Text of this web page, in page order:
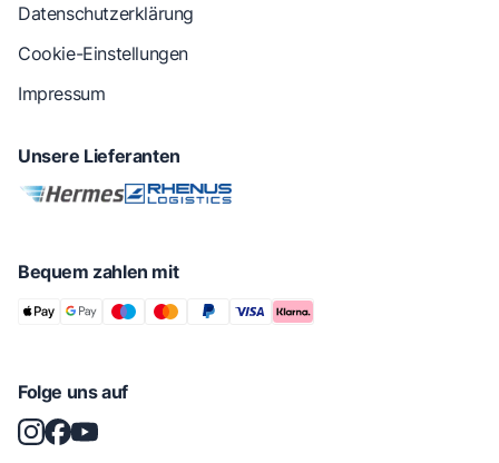
Datenschutzerklärung
Cookie-Einstellungen
Impressum
Unsere Lieferanten
Bequem zahlen mit
Folge uns auf